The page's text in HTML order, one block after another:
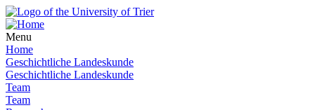
Menu
Home
Geschichtliche Landeskunde
Geschichtliche Landeskunde
Team
Team